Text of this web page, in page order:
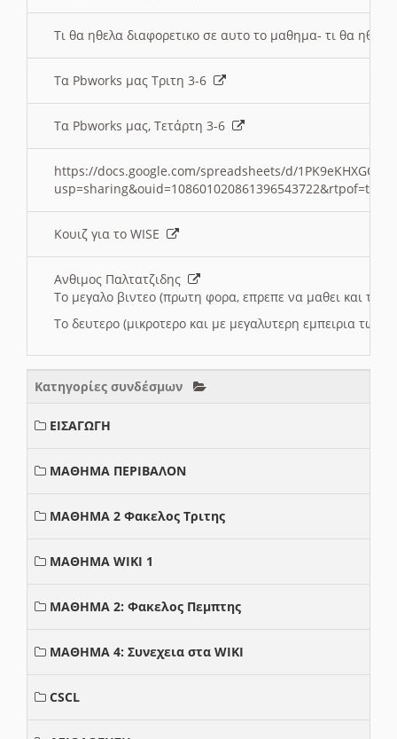
Τι θα ηθελα διαφορετικο σε αυτο το μαθημα- τι θα
Τα Pbworks μας Τριτη 3-6
Τα Pbworks μας, Τετάρτη 3-6
https://docs.google.com/spreadsheets/d/
Κουιζ για το WISE
Ανθιμος Παλτατζιδης
Το μεγαλο βιντεο (πρωτη φορα, επρεπε να μαθει και το
Το δευτερο (μικροτερο και με μεγαλυτερη εμπειρια
Κατηγορίες συνδέσμων
ΕΙΣΑΓΩΓΗ
ΜΑΘΗΜΑ ΠΕΡΙΒΑΛΟΝ
ΜΑΘΗΜΑ 2 Φακελος Τριτης
ΜΑΘΗΜΑ WIKI 1
ΜΑΘΗΜΑ 2: Φακελος Πεμπτης
ΜΑΘΗΜΑ 4: Συνεχεια στα WIKI
CSCL